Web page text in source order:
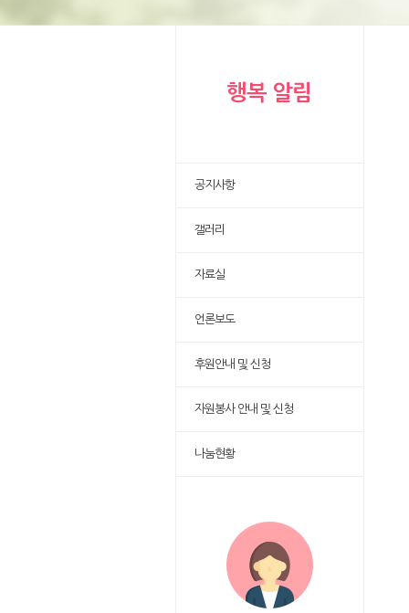
행복 알림
공지사항
갤러리
자료실
언론보도
후원안내 및 신청
자원봉사 안내 및 신청
나눔현황